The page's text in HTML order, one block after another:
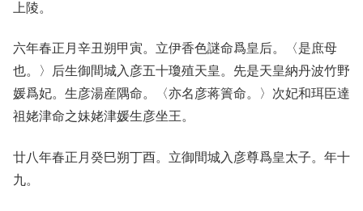
上陵。
六年春正月辛丑朔甲寅。立伊香色謎命爲皇后。〈是庶母
也。〉后生御間城入彦五十瓊殖天皇。先是天皇納丹波竹野
媛爲妃。生彦湯産隅命。〈亦名彦蒋簀命。〉次妃和珥臣達
祖姥津命之妹姥津媛生彦坐王。
廿八年春正月癸巳朔丁酉。立御間城入彦尊爲皇太子。年十
九。